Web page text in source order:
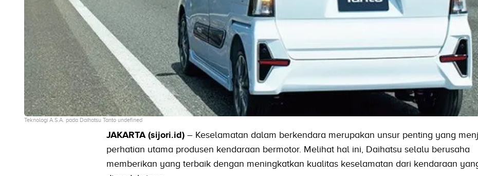
Teknologi A.S.A. pada Daihatsu Tanto undefined
JAKARTA (sijori.id)– Keselamatan dalam berkendara merupakan unsur penting yang
perhatian utama produsen kendaraan bermotor. Melihat hal ini, Daihatsu selalu berusaha
memberikan yang terbaik dengan meningkatkan kualitas keselamatan dari kendaraan